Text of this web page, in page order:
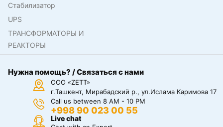
Стабилизатор
UPS
ТРАНСФОРМАТОРЫ И
РЕАКТОРЫ
Нужна помощь? / Связаться с нами
ООО «ZETT»
г.Ташкент, Мирабадский р., ул.Ислама Каримова 17
Call us between 8 AM - 10 PM
+998 90 023 00 55
Live chat